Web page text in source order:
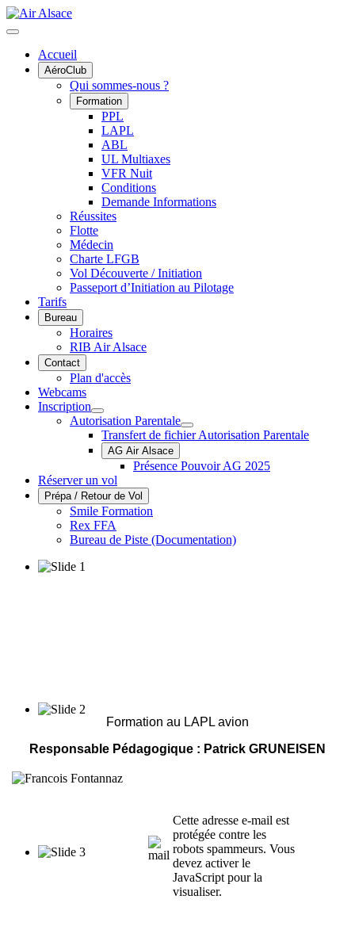
Accueil
AéroClub
Qui sommes-nous ?
Formation
PPL
LAPL
ABL
UL Multiaxes
VFR Nuit
Conditions
Demande Informations
Réussites
Flotte
Médecin
Charte LFGB
Vol Découverte / Initiation
Passeport d’Initiation au Pilotage
Tarifs
Bureau
Horaires
RIB Air Alsace
Contact
Plan d'accès
Webcams
Inscription
Autorisation Parentale
Transfert de fichier Autorisation Parentale
AG Air Alsace
Présence Pouvoir AG 2025
Réserver un vol
Prépa / Retour de Vol
Smile Formation
Rex FFA
Bureau de Piste (Documentation)
Formation au LAPL avion
Responsable Pédagogique : Patrick GRUNEISEN
Cette adresse e-mail est
protégée contre les
robots spammeurs. Vous
devez activer le
JavaScript pour la
visualiser.